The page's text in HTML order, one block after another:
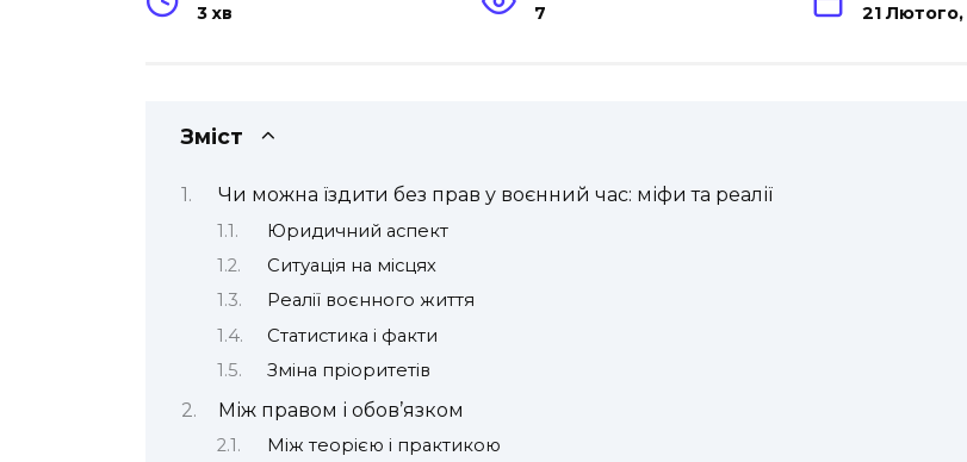
3 хв 7 21
Зміст
Чи можна їздити без прав у воєнний час: міфи та реалії
Юридичний аспект
Ситуація на місцях
Реалії воєнного життя
Статистика і факти
Зміна пріоритетів
Між правом і обов’язком
Між теорією і практикою